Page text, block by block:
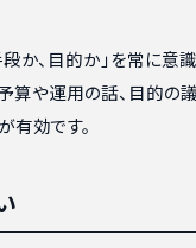
か、目的か」を常に意
算や運用の話、目的の
効です。